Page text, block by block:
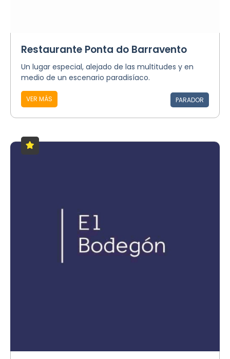
Restaurante Ponta do Barravento
Un lugar especial, alejado de las multitudes y en
medio de un escenario paradisíaco.
VER MÁS PARADOR